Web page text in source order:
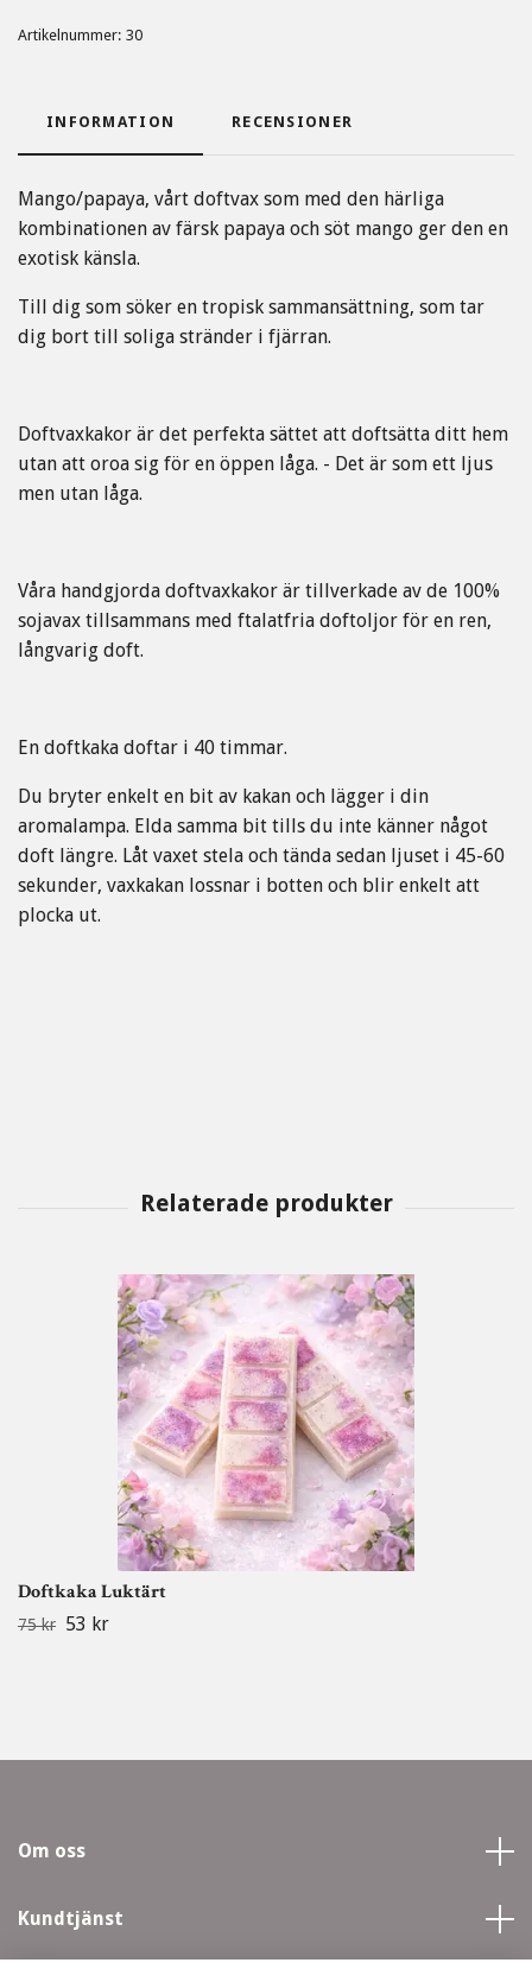
Artikelnummer: 30
INFORMATION RECENSIONER
Mango/papaya, vårt doftvax som med den härliga
kombinationen av färsk papaya och söt mango ger den en
exotisk känsla.
Till dig som söker en tropisk sammansättning, som tar
dig bort till soliga stränder i fjärran.
Doftvaxkakor är det perfekta sättet att doftsätta ditt hem
utan att oroa sig för en öppen låga. - Det är som ett ljus
men utan låga.
Våra handgjorda doftvaxkakor är tillverkade av de 100%
sojavax tillsammans med ftalatfria doftoljor för en ren,
långvarig doft.
En doftkaka doftar i 40 timmar.
Du bryter enkelt en bit av kakan och lägger i din
aromalampa. Elda samma bit tills du inte känner något
doft längre. Låt vaxet stela och tända sedan ljuset i 45-60
sekunder, vaxkakan lossnar i botten och blir enkelt att
plocka ut.
Doftkaka Luktärt
75 kr 53 kr
Om oss
Kundtjänst